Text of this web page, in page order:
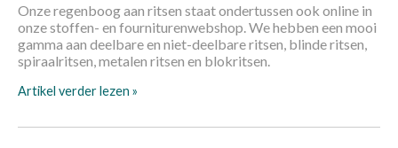
Onze regenboog aan ritsen staat ondertussen ook online in
onze stoffen- en fourniturenwebshop. We hebben een mooi
gamma aan deelbare en niet-deelbare ritsen, blinde ritsen,
spiraalritsen, metalen ritsen en blokritsen.
Artikel verder lezen »